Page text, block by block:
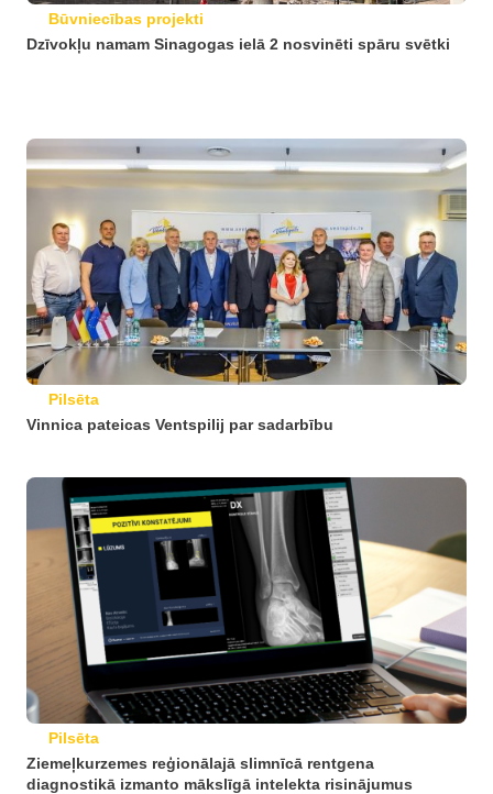
Būvniecības projekti
Dzīvokļu namam Sinagogas ielā 2 nosvinēti spāru svētki
Pilsēta
Vinnica pateicas Ventspilij par sadarbību
Pilsēta
Ziemeļkurzemes reģionālajā slimnīcā rentgena
diagnostikā izmanto mākslīgā intelekta risinājumus